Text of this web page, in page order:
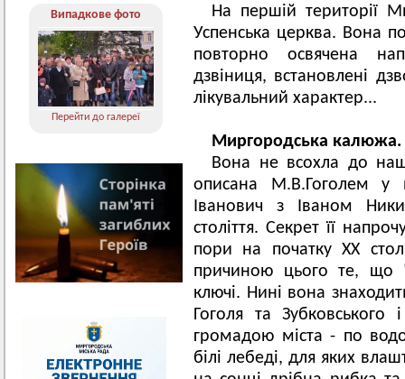
Випадкове фото
Перейти до галереї
На першій території
Успенська церква. Вона
повторно освячена
дзвіниця, встановлені
лікувальний характер...
Миргородська калюжа.
Вона не всохла до
описана М.В.Гоголем у
Іванович з Іваном
століття. Секрет її
пори на початку ХХ
причиною цього те, що
ключі. Нині вона
Гоголя та Зубковського
громадою міста - по
білі лебеді, для яких